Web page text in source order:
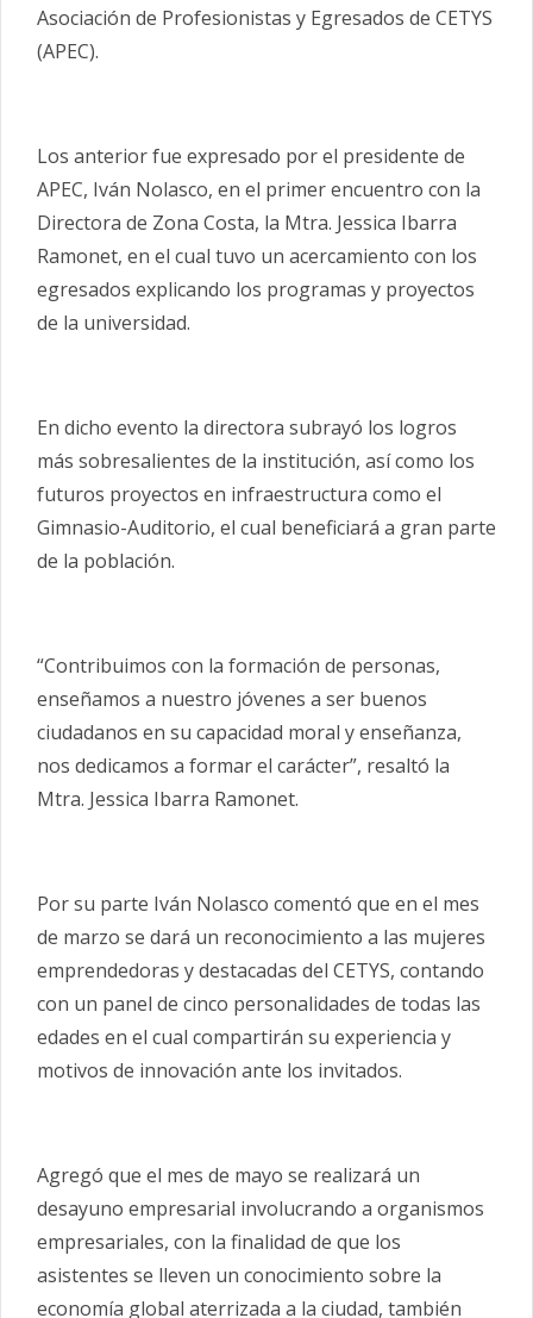
Asociación de Profesionistas y Egresados de CETYS
(APEC).
Los anterior fue expresado por el presidente de
APEC, Iván Nolasco, en el primer encuentro con la
Directora de Zona Costa, la Mtra. Jessica Ibarra
Ramonet, en el cual tuvo un acercamiento con los
egresados explicando los programas y proyectos
de la universidad.
En dicho evento la directora subrayó los logros
más sobresalientes de la institución, así como los
futuros proyectos en infraestructura como el
Gimnasio-Auditorio, el cual beneficiará a gran parte
de la población.
“Contribuimos con la formación de personas,
enseñamos a nuestro jóvenes a ser buenos
ciudadanos en su capacidad moral y enseñanza,
nos dedicamos a formar el carácter”, resaltó la
Mtra. Jessica Ibarra Ramonet.
Por su parte Iván Nolasco comentó que en el mes
de marzo se dará un reconocimiento a las mujeres
emprendedoras y destacadas del CETYS, contando
con un panel de cinco personalidades de todas las
edades en el cual compartirán su experiencia y
motivos de innovación ante los invitados.
Agregó que el mes de mayo se realizará un
desayuno empresarial involucrando a organismos
empresariales, con la finalidad de que los
asistentes se lleven un conocimiento sobre la
economía global aterrizada a la ciudad, también